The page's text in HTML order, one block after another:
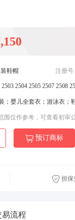
鞋帽 注册号
2504 2505 2507 2508
；婴儿全套衣；游泳衣；
围仅作参考，可查看初审
预订商标
担保
易流程